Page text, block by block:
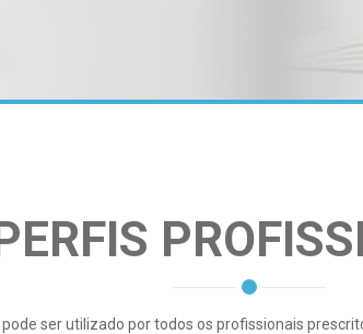
pode ser utilizado por todos os profissionais